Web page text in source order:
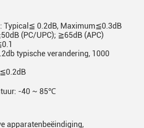
Typical≦ 0.2dB, Maximum≦0.3dB
(PC/UPC); ≧65dB (APC)
typische verandering, 1000
-40 ~ 85℃
apparatenbeëindiging,